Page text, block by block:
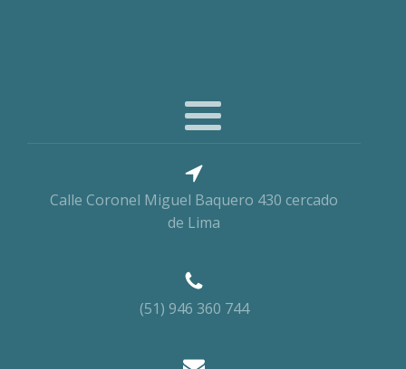
Calle Coronel Miguel Baquero 430 cercado
de Lima
(51) 946 360 744